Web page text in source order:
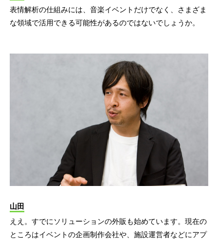
表情解析の仕組みには、音楽イベントだけでなく、さまざま
な領域で活用できる可能性があるのではないでしょうか。
山田
ええ。すでにソリューションの外販も始めています。現在の
ところはイベントの企画制作会社や、施設運営者などにアプ